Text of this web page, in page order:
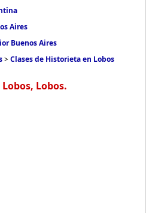
Aires
Buenos Aires
>Clases de Historieta en Lobos
Lobos.